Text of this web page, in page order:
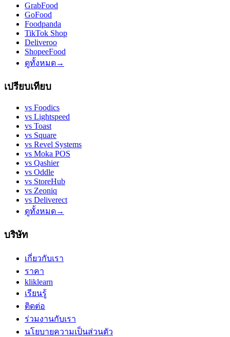
GrabFood
GoFood
Foodpanda
TikTok Shop
Deliveroo
ShopeeFood
ดูทั้งหมด→
เปรียบเทียบ
vs Foodics
vs Lightspeed
vs Toast
vs Square
vs Revel Systems
vs Moka POS
vs Qashier
vs Oddle
vs StoreHub
vs Zeoniq
vs Deliverect
ดูทั้งหมด→
บริษัท
เกี่ยวกับเรา
ราคา
kliklearn
เรียนรู้
ติดต่อ
ร่วมงานกับเรา
นโยบายความเป็นส่วนตัว